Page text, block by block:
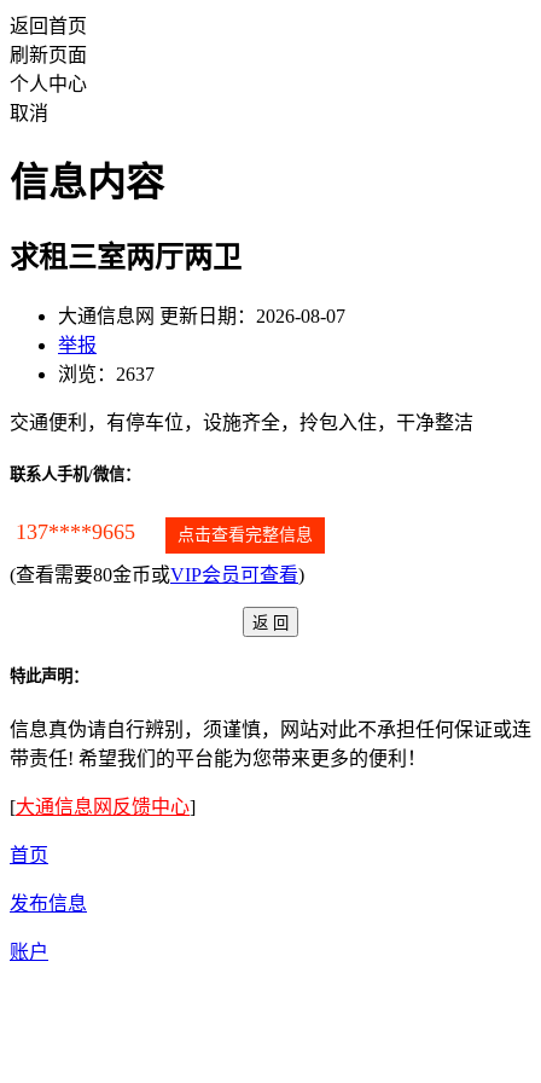
返回首页
刷新页面
个人中心
取消
信息内容
求租三室两厅两卫
大通信息网 更新日期：2026-08-07
举报
浏览：2637
交通便利，有停车位，设施齐全，拎包入住，干净整洁
联系人手机/微信：
137****9665 点击查看完整信息
(查看需要80金币或VIP会员可查看)
特此声明：
信息真伪请自行辨别，须谨慎，网站对此不承担任何保证或连
带责任! 希望我们的平台能为您带来更多的便利！
[大通信息网反馈中心]
首页
发布信息
账户